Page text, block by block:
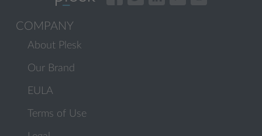
COMPANY
About Plesk
Our Brand
EULA
Terms of Use